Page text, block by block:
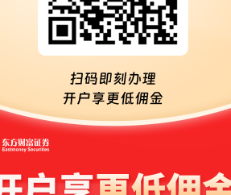
2095.13
2045.67
14.320
1976.47
1942.82
14.030
13.770
，投资需谨慎。